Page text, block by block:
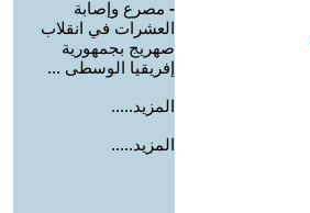
- مصرع وإصابة
العشرات في انقلاب
صهريج بجمهورية
إفريقيا الوسطى ...
المزيد.....
المزيد.....